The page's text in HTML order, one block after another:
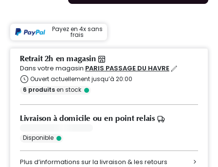
Payez en 4x sans
frais
Retrait 2h en magasin
Dans votre magasin PARIS PASSAGE DU HAVRE
Ouvert actuellement jusqu’à 20:00
6 produitsen stock
Livraison à domicile ou en point relais
Disponible
Plus d’informations sur la livraison & les retours